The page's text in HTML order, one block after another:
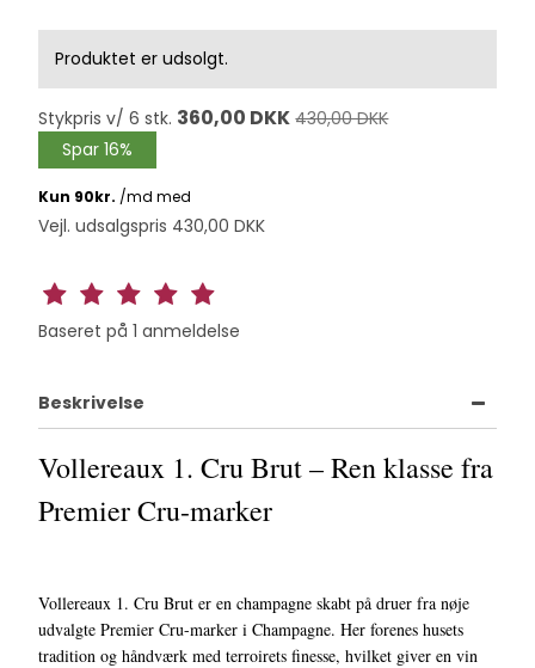
Produktet er udsolgt.
Stykpris v/ 6 stk. 360,00 DKK 430,00 DKK
Spar 16%
Vejl. udsalgspris 430,00 DKK
Baseret på 1 anmeldelse
Beskrivelse
Vollereaux 1. Cru Brut – Ren klasse fra
Premier Cru-marker
Vollereaux 1. Cru Brut er en champagne skabt på druer fra nøje
udvalgte Premier Cru-marker i Champagne. Her forenes husets
tradition og håndværk med terroirets finesse, hvilket giver en vin